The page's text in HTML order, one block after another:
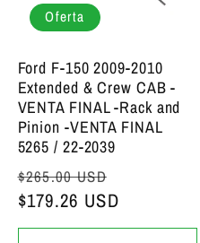
Oferta
Ford F-150 2009-2010
Extended & Crew CAB -
VENTA FINAL -Rack and
Pinion -VENTA FINAL
5265 / 22-2039
Precio bajo de siempre
$265.00 USD
$179.26 USD